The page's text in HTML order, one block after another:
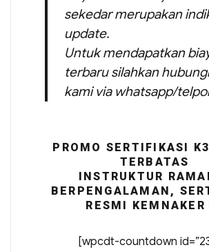
sekedar merupakan
update.
Untuk mendapatkan
terbaru silahkan
kami via whatsapp/
PROMO SERTIFIKASI
TERBATAS
INSTRUKTUR
BERPENGALAMAN,
RESMI KEMNAKER
[wpcdt-countdown